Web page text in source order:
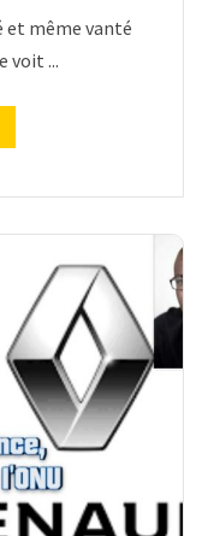
et même vanté
voit ...